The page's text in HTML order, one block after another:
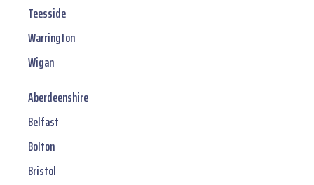
Teesside
Warrington
Wigan
Aberdeenshire
Belfast
Bolton
Bristol